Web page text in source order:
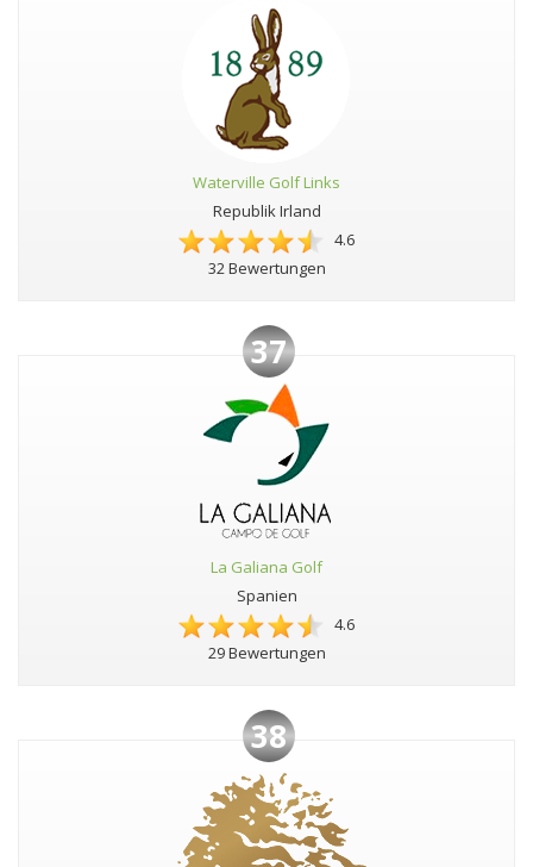
Waterville Golf Links
Republik Irland
4.6
32 Bewertungen
37
La Galiana Golf
Spanien
4.6
29 Bewertungen
38